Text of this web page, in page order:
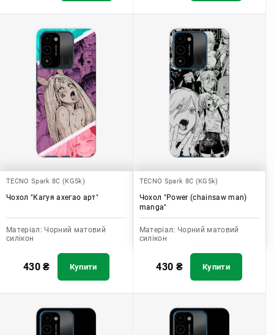
TECNO Spark 8C (KG5k)
Чохол "Кагуя ахегао арт"
Матеріал: Чорний матовий
силікон
430₴ Купити
TECNO Spark 8C (KG5k)
Чохол "Power (chainsaw man)
manga"
Матеріал: Чорний матовий
силікон
430 ₴ Купити